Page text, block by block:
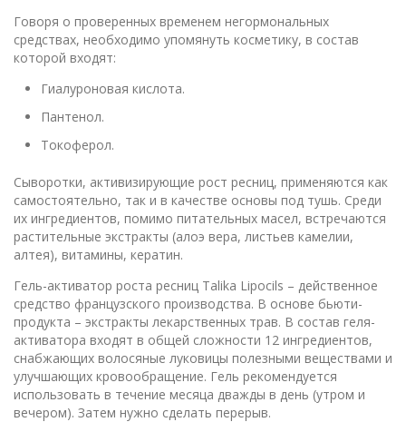
Говоря о проверенных временем негормональных
средствах, необходимо упомянуть косметику, в состав
которой входят:
Гиалуроновая кислота.
Пантенол.
Токоферол.
Сыворотки, активизирующие рост ресниц, применяются как
самостоятельно, так и в качестве основы под тушь. Среди
их ингредиентов, помимо питательных масел, встречаются
растительные экстракты (алоэ вера, листьев камелии,
алтея), витамины, кератин.
Гель-активатор роста ресниц Talika Lipocils – действенное
средство французского производства. В основе бьюти-
продукта – экстракты лекарственных трав. В состав геля-
активатора входят в общей сложности 12 ингредиентов,
снабжающих волосяные луковицы полезными веществами и
улучшающих кровообращение. Гель рекомендуется
использовать в течение месяца дважды в день (утром и
вечером). Затем нужно сделать перерыв.